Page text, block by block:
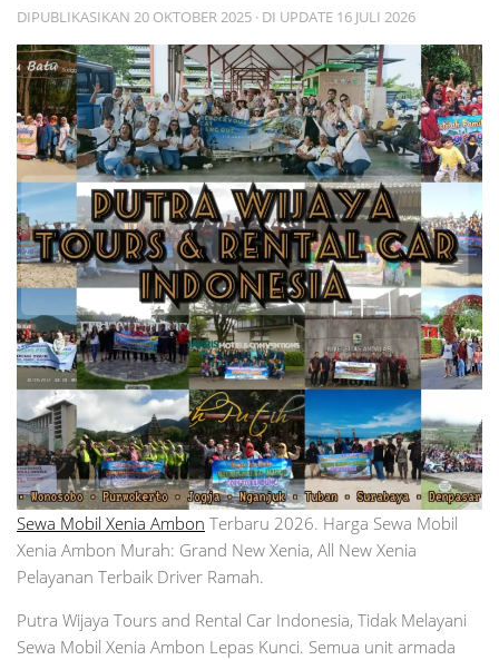
DIPUBLIKASIKAN 20 OKTOBER 2025 · DI UPDATE 16 JULI 2026
Sewa Mobil Xenia Ambon Terbaru 2026. Harga Sewa Mobil
Xenia Ambon Murah: Grand New Xenia, All New Xenia
Pelayanan Terbaik Driver Ramah.
Putra Wijaya Tours and Rental Car Indonesia, Tidak Melayani
Sewa Mobil Xenia Ambon Lepas Kunci. Semua unit armada